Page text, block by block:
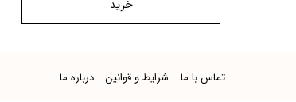
خرید
تماس با ما شرایط و قوانین درباره ما